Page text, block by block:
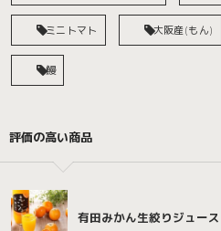
ミニトマト 大阪産(もん)
鰻
評価の高い商品
有田みかん生絞りジュー